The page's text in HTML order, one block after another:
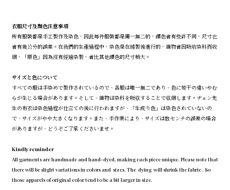
衣服尺寸及顏色注意事項
所有服裝都是手工製作及染色，因此每件服裝都是獨一無二的，顏色會有些許不同，尺寸也
會有幾公分的誤差。在我們的生產過程中，染色是在縫製後進行的，織物會因吸收染料而收
縮，「原色」因為沒有經過染製，會比其他顏色的尺寸稍大。
サイズと色について
すべての服は手染めで製作されているので、各服は唯一無二であり、色に若干の違いやむ
らが生じる場合があります。そして、織物は染料を吸収することで収縮します。ヂェン先
生の布衣は染色過程が仕立ての後に行われますが、「生成り色」は染色されていないの
で、サイズがやや大きくなります。また、手作業により、サイズは数センチの誤差の場合
がありますが、どうぞご了承くださいませ。
Kindly reminder
All garments are handmade and hand-dyed, making each piece unique. Please note that
there will be slight variations in colors and sizes. The dying will shrink the fabric . So
those apparels of original color tend to be a bit larger in size.